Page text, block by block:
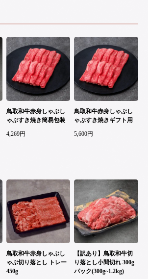
鳥取和牛赤身しゃぶし
ゃぶすき焼き簡易包装
4,269円
鳥取和牛赤身しゃぶし
ゃぶすき焼きギフト用
5,600円
鳥取和牛赤身しゃぶし
ゃぶ切り落とし トレー
450g
【訳あり】鳥取和牛切
り落とし小間切れ 300g
パック(300g~1.2kg)